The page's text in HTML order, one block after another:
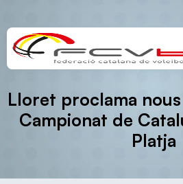
Lloret proclama
Campionat de
Platja